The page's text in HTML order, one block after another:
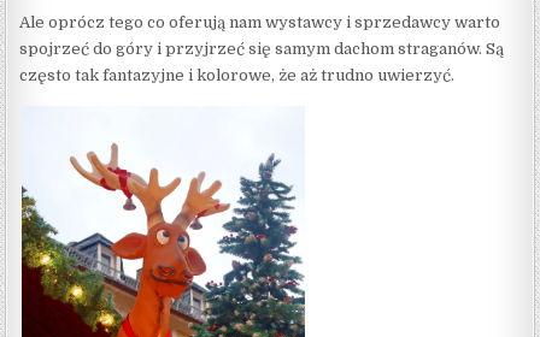
Ale oprócz tego co oferują nam wystawcy i sprzedawcy warto
spojrzeć do góry i przyjrzeć się samym dachom straganów. Są
często tak fantazyjne i kolorowe, że aż trudno uwierzyć.